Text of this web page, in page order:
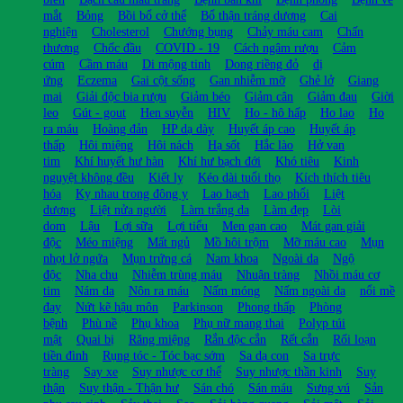
mắt
Bỏng Bồi bổ cở thể Bổ thận tráng dương
Cai
nghiện
Cholesterol Chướng bụng Chảy máu cam
Chấn
thương
Chốc đầu COVID - 19 Cách ngâm rượu
Cảm
cúm
Cầm máu Di mộng tinh Dong riềng đỏ
dị
ứng
Eczema Gai cột sống Gan nhiễm mỡ Ghẻ lở
Giang
mai
Giải độc bia rượu Giảm béo Giảm cân Giảm đau
Giời
leo
Gút - gout Hen suyễn HIV Ho - hô hấp Ho lao
Ho
ra máu
Hoàng đản HP dạ dày Huyết áp cao
Huyết áp
thấp
Hôi miệng Hôi nách Hạ sốt Hắc lào
Hở van
tim
Khí huyết hư hàn Khí hư bạch đới Khó tiêu
Kinh
nguyệt không đều
Kiết lỵ Kéo dài tuổi thọ
Kích thích tiêu
hóa
Kỵ nhau trong đông y Lao hạch Lao phổi
Liệt
dương
Liệt nửa người Làm trắng da Làm đẹp
Lòi
dom
Lậu Lợi sữa Lợi tiểu Men gan cao
Mát gan giải
độc
Méo miệng Mất ngủ Mồ hôi trộm Mỡ máu cao
Mụn
nhọt lở ngứa
Mụn trứng cá Nam khoa Ngoài da
Ngộ
độc
Nha chu Nhiễm trùng máu Nhuận tràng
Nhồi máu cơ
tim
Nám da Nôn ra máu Nấm móng Nấm ngoài da
nổi mề
đay
Nứt kẽ hậu môn Parkinson Phong thấp
Phòng
bệnh
Phù nề Phụ khoa Phụ nữ mang thai
Polyp túi
mật
Quai bị Răng miệng Rắn độc cắn Rết cắn
Rối loạn
tiền đình
Rụng tóc - Tóc bạc sớm Sa dạ con
Sa trực
tràng
Say xe Suy nhược cơ thể Suy nhược thần kinh
Suy
thận
Suy thận - Thận hư Sán chó Sán máu Sưng vú
Sản